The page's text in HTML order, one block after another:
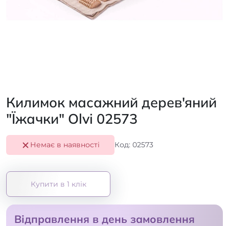
Килимок масажний дерев'яний
"Їжачки" Olvi 02573
Немає в наявності Код: 02573
Купити в 1 клік
Відправлення в день замовлення